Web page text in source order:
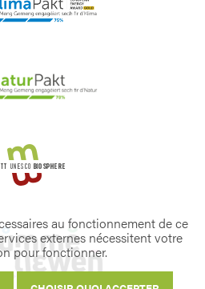
au fonctionnement de ce
externes nécessitent votre
pour fonctionner.